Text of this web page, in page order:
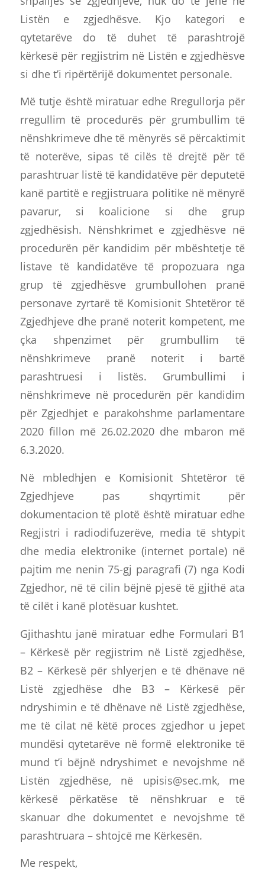
Listën e zgjedhësve. Kjo kategori e
qytetarëve do të duhet të parashtrojë
kërkesë për regjistrim në Listën e zgjedhësve
si dhe t’i ripërtërijë dokumentet personale.
Më tutje është miratuar edhe Rregullorja për
rregullim të procedurës për grumbullim të
nënshkrimeve dhe të mënyrës së përcaktimit
të noterëve, sipas të cilës të drejtë për të
parashtruar listë të kandidatëve për deputetë
kanë partitë e regjistruara politike në mënyrë
pavarur, si koalicione si dhe grup
zgjedhësish. Nënshkrimet e zgjedhësve në
procedurën për kandidim për mbështetje të
listave të kandidatëve të propozuara nga
grup të zgjedhësve grumbullohen pranë
personave zyrtarë të Komisionit Shtetëror të
Zgjedhjeve dhe pranë noterit kompetent, me
çka shpenzimet për grumbullim të
nënshkrimeve pranë noterit i bartë
parashtruesi i listës. Grumbullimi i
nënshkrimeve në procedurën për kandidim
për Zgjedhjet e parakohshme parlamentare
2020 fillon më 26.02.2020 dhe mbaron më
6.3.2020.
Në mbledhjen e Komisionit Shtetëror të
Zgjedhjeve pas shqyrtimit për
dokumentacion të plotë është miratuar edhe
Regjistri i radiodifuzerëve, media të shtypit
dhe media elektronike (internet portale) në
pajtim me nenin 75-gj paragrafi (7) nga Kodi
Zgjedhor, në të cilin bëjnë pjesë të gjithë ata
të cilët i kanë plotësuar kushtet.
Gjithashtu janë miratuar edhe Formulari B1
– Kërkesë për regjistrim në Listë zgjedhëse,
B2 – Kërkesë për shlyerjen e të dhënave në
Listë zgjedhëse dhe B3 – Kërkesë për
ndryshimin e të dhënave në Listë zgjedhëse,
me të cilat në këtë proces zgjedhor u jepet
mundësi qytetarëve në formë elektronike të
mund t’i bëjnë ndryshimet e nevojshme në
Listën zgjedhëse, në upisis@sec.mk, me
kërkesë përkatëse të nënshkruar e të
skanuar dhe dokumentet e nevojshme të
parashtruara – shtojcë me Kërkesën.
Me respekt,